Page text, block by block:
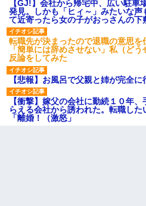
【GJ!】会社から帰宅中、広い駐車
発見。しかも「ヒィ～」みたいな
て近寄ったら女の子がおっさんの下
転職先が決まったので退職の意思を
「簡単には辞めさせない」私（ど
反論をしてみた
【悲報】お風呂で父親と姉が完全
【衝撃】嫁父の会社に勤続１０年
らえる会社から誘われた。転職し
「離婚！（激怒」